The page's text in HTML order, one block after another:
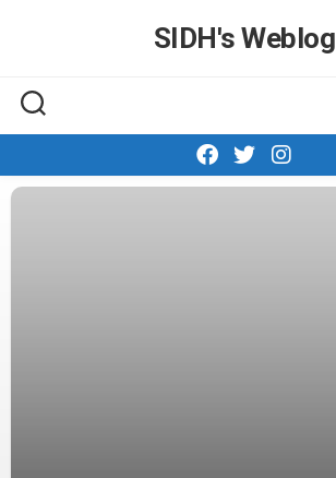
SIDH′s Weblog